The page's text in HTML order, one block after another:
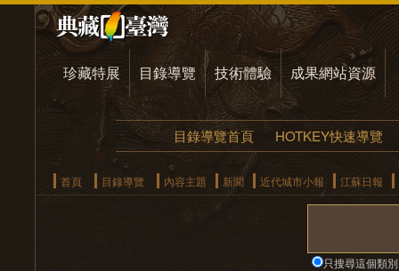
珍藏特展 目錄導覽 技術體驗 成果網站資源
目錄導覽首頁 HOTKEY快速導覽
首頁 目錄導覽 內容主題 新聞 近代城市小報 江蘇日報
只搜尋這個類別